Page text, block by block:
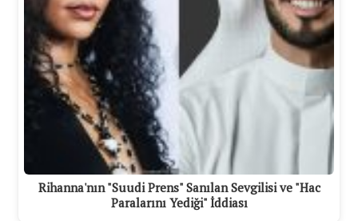
Rihanna'nın "Suudi Prens" Sanılan Sevgilisi ve "Hac
Paralarını Yediği" İddiası